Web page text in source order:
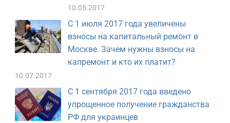
10.05.2017
С 1 июля 2017 года увеличены
взносы на капитальный ремонт в
Москве. Зачем нужны взносы на
капремонт и кто их платит?
10.07.2017
С 1 сентября 2017 года введено
упрощенное получение гражданства
РФ для украинцев